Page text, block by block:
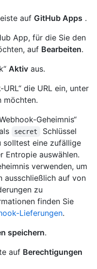
auf GitHub Apps .
App, für die Sie den
auf Bearbeiten.
Aktiv aus.
die URL ein, unter
möchten.
Geheimnis“
secret
Schlüssel
solltest eine zufällige
Entropie auswählen.
verwenden, um
ausschließlich auf von
zu
finden Sie
Lieferungen.
speichern.
auf Berechtigungen